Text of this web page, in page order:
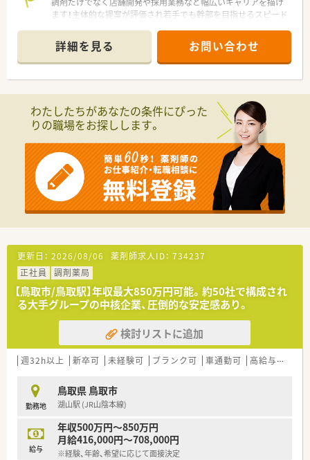
ます！主体的な提案が評価され若手でも幹部を目指せるスピード
【店舗情報と応需状況について】
■最寄り駅の鳥取駅から車で9分に位置し、店舗では薬剤師正社
員2名と事務員4名が協力して勤務しています。
にわたり、幅広い処方知識を吸収できる環境です。
■処方箋枚数は1日あたり80枚から90枚ほどで、併せて4施設の
在宅業務や居宅対応にも取り組んでいます。
【募集背景と求める人物像について】
■体制強化を目的とした定期採用を行っており、チームワークを
尊重しながらスピーディに対応できる方を求めています。
■周囲との円滑な交流を大切にし、主体的に新しい業務へチャレ
ンジしたい意欲的な薬剤師が求められています。
■現場での接遇や患者様への適切な配慮ができ、積極的な姿勢で
業務に取り組める方が適しています。
【法人特徴について】
■多角的な事業を展開するグループの中核として、全国に470店
舗以上の調剤薬局を急速に拡大しています。
■役職に関わらずフラットに意見交換ができる風土があり、全員
で考えて行動する組織運営が特徴です。
■利益を設備投資ではなく社員還元に充てる方針により、高い給
与水準と各種手当を実現しています。
詳細を見る お問い合わせ
わたしたちがあなたの条件にぴった
りの職場をお探しします。
更新日： 2026/08/06 薬剤師求人ID： 734237
正社員
調剤薬局
【鳥取市/鳥取駅】年収最大850万円可能。約50社で構成され
る大手グループの中核企業、圧倒的な安定感あり。
検討リストに追加
週32h以上 新卒可 未経験可 ブランク可 車通勤可 高給与(600万円以上)
勤務地
鳥取県 鳥取市
湖山駅 (JR山陰本線)
給与
年収500万円～850万円
月給416,000円～708,000円
※経験、年齢、希望に応じて面接決定